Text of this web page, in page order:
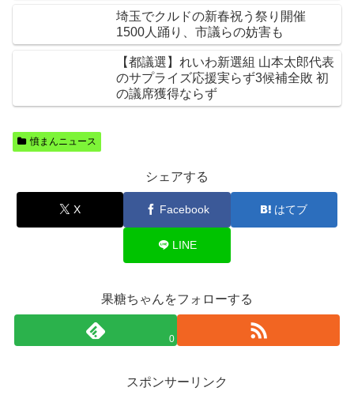
埼玉でクルドの新春祝う祭り開催
1500人踊り、市議らの妨害も
【都議選】れいわ新選組 山本太郎代表
のサプライズ応援実らず3候補全敗 初
の議席獲得ならず
憤まんニュース
シェアする
X Facebook はてブ
LINE
果糖ちゃんをフォローする
0
スポンサーリンク